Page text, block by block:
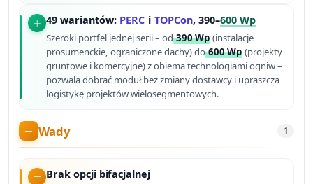
49 wariantów: PERC i TOPCon, 390–600 Wp
Szeroki portfel jednej serii – od390 Wp (instalacje
prosumenckie, ograniczone dachy) do600 Wp (projekty
gruntowe i komercyjne) z obiema technologiami ogniw –
pozwala dobrać moduł bez zmiany dostawcy i upraszcza
logistykę projektów wielosegmentowych.
Wady 1
Brak opcji bifacjalnej